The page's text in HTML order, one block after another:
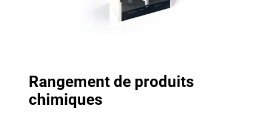
Rangement de produits
chimiques